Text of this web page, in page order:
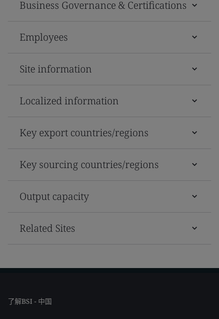
Business Governance & Certifications
Employees
Site information
Localized information
Key export countries/regions
Key sourcing countries/regions
Output capacity
Related Sites
了解BSI - 中国